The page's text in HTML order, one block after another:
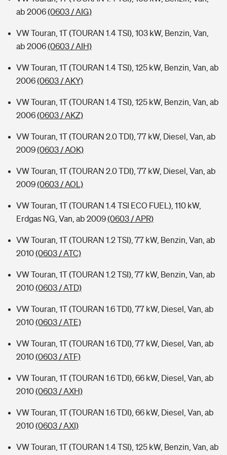
ab 2006(0603 / AIG)
VW Touran, 1T (TOURAN 1.4 TSI), 103 kW, Benzin, Van,
ab 2006(0603 / AIH)
VW Touran, 1T (TOURAN 1.4 TSI), 125 kW, Benzin, Van, ab
2006(0603 / AKY)
VW Touran, 1T (TOURAN 1.4 TSI), 125 kW, Benzin, Van, ab
2006(0603 / AKZ)
VW Touran, 1T (TOURAN 2.0 TDI), 77 kW, Diesel, Van, ab
2009(0603 / AOK)
VW Touran, 1T (TOURAN 2.0 TDI), 77 kW, Diesel, Van, ab
2009(0603 / AOL)
VW Touran, 1T (TOURAN 1.4 TSI ECO FUEL), 110 kW,
Erdgas NG, Van, ab 2009(0603 / APR)
VW Touran, 1T (TOURAN 1.2 TSI), 77 kW, Benzin, Van, ab
2010(0603 / ATC)
VW Touran, 1T (TOURAN 1.2 TSI), 77 kW, Benzin, Van, ab
2010(0603 / ATD)
VW Touran, 1T (TOURAN 1.6 TDI), 77 kW, Diesel, Van, ab
2010(0603 / ATE)
VW Touran, 1T (TOURAN 1.6 TDI), 77 kW, Diesel, Van, ab
2010(0603 / ATF)
VW Touran, 1T (TOURAN 1.6 TDI), 66 kW, Diesel, Van, ab
2010(0603 / AXH)
VW Touran, 1T (TOURAN 1.6 TDI), 66 kW, Diesel, Van, ab
2010(0603 / AXI)
VW Touran, 1T (TOURAN 1.4 TSI), 125 kW, Benzin, Van, ab